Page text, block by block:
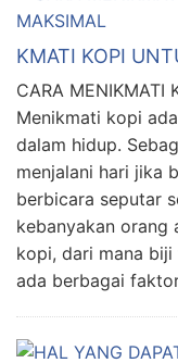
KMATI KOPI
CARA MENIKMATI
Menikmati kopi
dalam hidup.
menjalani hari jika
berbicara seputar
kebanyakan orang
kopi, dari mana
ada berbagai